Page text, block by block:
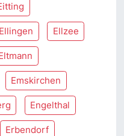
Ellingen Ellzee
Emskirchen
Engelthal
Erbendorf